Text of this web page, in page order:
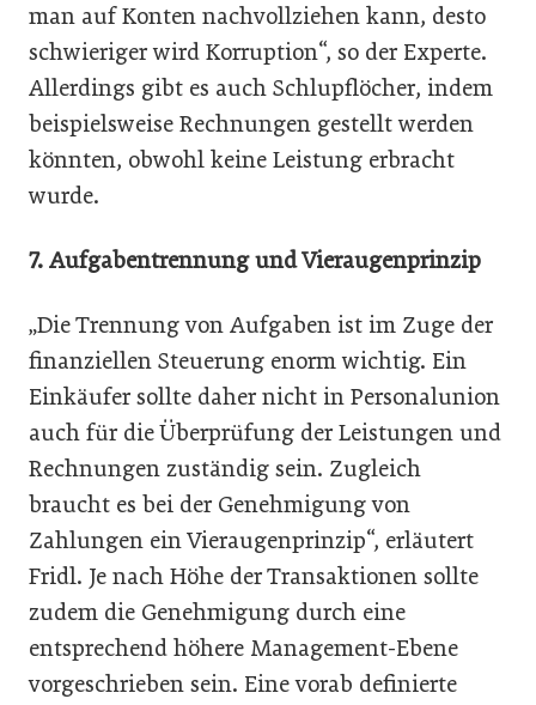
man auf Konten nachvollziehen kann, desto
schwieriger wird Korruption“, so der Experte.
Allerdings gibt es auch Schlupflöcher, indem
beispielsweise Rechnungen gestellt werden
könnten, obwohl keine Leistung erbracht
wurde.
7. Aufgabentrennung und Vieraugenprinzip
„Die Trennung von Aufgaben ist im Zuge der
finanziellen Steuerung enorm wichtig. Ein
Einkäufer sollte daher nicht in Personalunion
auch für die Überprüfung der Leistungen und
Rechnungen zuständig sein. Zugleich
braucht es bei der Genehmigung von
Zahlungen ein Vieraugenprinzip“, erläutert
Fridl. Je nach Höhe der Transaktionen sollte
zudem die Genehmigung durch eine
entsprechend höhere Management-Ebene
vorgeschrieben sein. Eine vorab definierte